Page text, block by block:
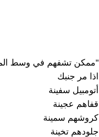
"ممكن تشفهم في وسط
اذا مر جنبك
أتومبيل سفينة
قفاهم عجينة
كروشهم سمينة
جلودهم تخينة